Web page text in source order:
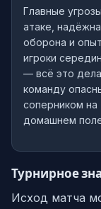
Главные
атаке,
оборона и
игроки
— всё это
команду
соперником на
домашнем
Турнирное
Исход матча